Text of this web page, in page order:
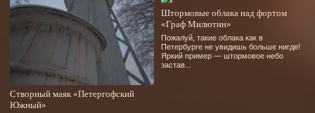
Створный маяк «Петергофский
Южный»
Штормовые облака над фортом
«Граф Милютин»
Пожалуй, такие облака как в
Петербурге не увидишь больше нигде!
Яркий пример — штормовое небо
застав...